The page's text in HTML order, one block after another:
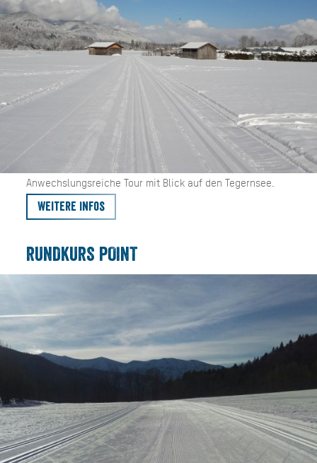
Anwechslungsreiche Tour mit Blick auf den Tegernsee.
Weitere Infos
RUNDKURS POINT